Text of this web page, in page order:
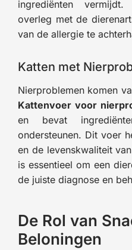
ingrediënten
overleg met de
van de allergie te
Katten met
Nierproblemen komen
Kattenvoer voor
en bevat
ondersteunen. Dit voer
en de levenskwaliteit
is essentieel om een
de juiste diagnose en
De Rol van
Beloningen